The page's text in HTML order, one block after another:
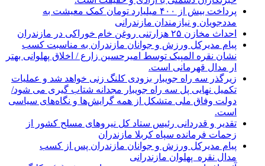
پرداخت بیش از ۴۰۰ میلیارد تومان کمک معیشت به
مددجویان و نیازمندان مازندرانی
احداث مخازن ۲۵ هزارتنی روغن خام خوراکی در مازندران
پیام مدیرکل ورزش و جوانان مازندران به مناسبت کسب
نشان نقره المپیک توسط امیرحسین زارع / اخلاق پهلوانی بهتر
ار مدال قهرمانی است.
زیرگذر سه راه جویبار بزودی کلنگ زنی خواهد شد و عملیات
تکمیل نهایی پل سه راه جویبار مجدانه شتاب گیری می شود/
دولت وفاق ملی متشکل از همه گرایش‌ها و نگاه‌های سیاسی
است.
تقدیر و قدردانی رئیس ستاد کل نیرو‌های مسلح کشور از
زحمات فرمانده سپاه کربلا مازندران
پیام مدیرکل ورزش و جوانان مازندران پس از کسب
مدال نقره پهلوان مازندرانی